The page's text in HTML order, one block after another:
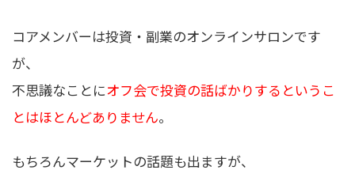
コアメンバーは投資・副業のオンラインサロンです
が、
不思議なことにオフ会で投資の話ばかりするというこ
とはほとんどありません。
もちろんマーケットの話題も出ますが、